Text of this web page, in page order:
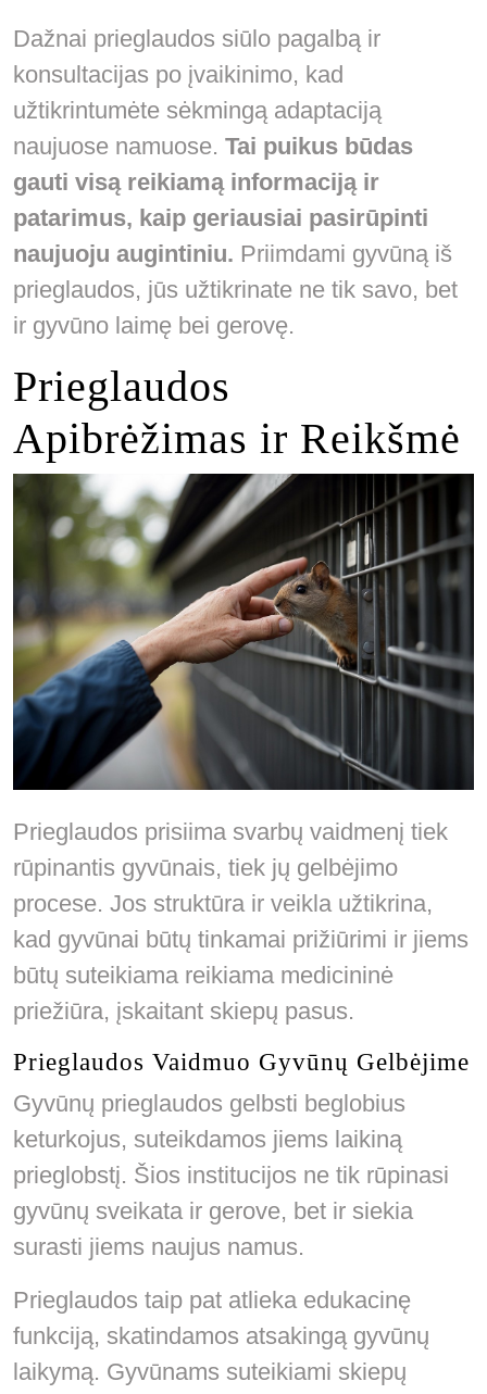
Dažnai prieglaudos siūlo pagalbą ir
konsultacijas po įvaikinimo, kad
užtikrintumėte sėkmingą adaptaciją
naujuose namuose. Tai puikus būdas
gauti visą reikiamą informaciją ir
patarimus, kaip geriausiai pasirūpinti
naujuoju augintiniu. Priimdami gyvūną iš
prieglaudos, jūs užtikrinate ne tik savo, bet
ir gyvūno laimę bei gerovę.
Prieglaudos
Apibrėžimas ir Reikšmė
Prieglaudos prisiima svarbų vaidmenį tiek
rūpinantis gyvūnais, tiek jų gelbėjimo
procese. Jos struktūra ir veikla užtikrina,
kad gyvūnai būtų tinkamai prižiūrimi ir jiems
būtų suteikiama reikiama medicininė
priežiūra, įskaitant skiepų pasus.
Prieglaudos Vaidmuo Gyvūnų Gelbėjime
Gyvūnų prieglaudos gelbsti beglobius
keturkojus, suteikdamos jiems laikiną
prieglobstį. Šios institucijos ne tik rūpinasi
gyvūnų sveikata ir gerove, bet ir siekia
surasti jiems naujus namus.
Prieglaudos taip pat atlieka edukacinę
funkciją, skatindamos atsakingą gyvūnų
laikymą. Gyvūnams suteikiami skiepų